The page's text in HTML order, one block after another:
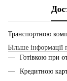
Транспортною
Більше інформації
Готівкою при
Кредитною